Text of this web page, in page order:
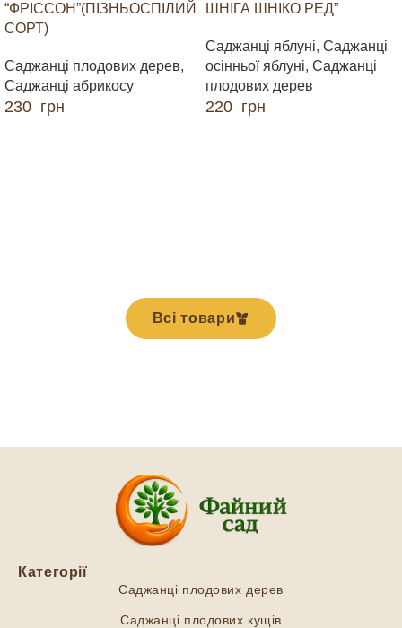
“ФРІССОН”(ПІЗНЬОСПІЛИЙ
СОРТ)
Саджанці плодових дерев,
Саджанці абрикосу
230 грн
ШНІГА ШНІКО РЕД”
Саджанці яблуні, Саджанці
осінньої яблуні, Саджанці
плодових дерев
220 грн
Всі товари
Категорії
Саджанці плодових дерев
Саджанці плодових кущів